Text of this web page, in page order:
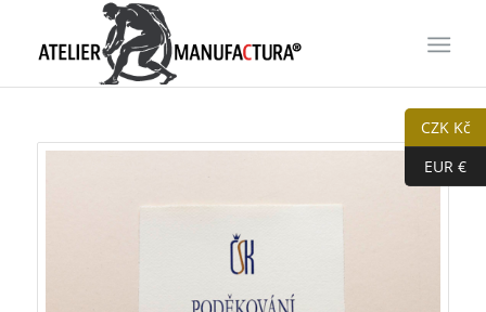
CZK Kč
EUR €